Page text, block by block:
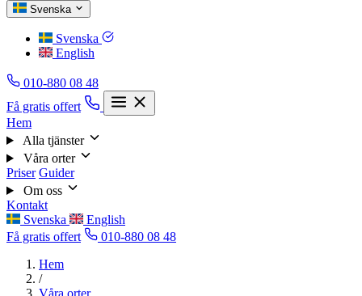
Svenska
Svenska
English
010-880 08 48
Få gratis offert
Hem
Alla tjänster
Våra orter
Priser Guider
Om oss
Kontakt
Svenska
English
Få gratis offert
010-880 08 48
Hem
/
Våra orter